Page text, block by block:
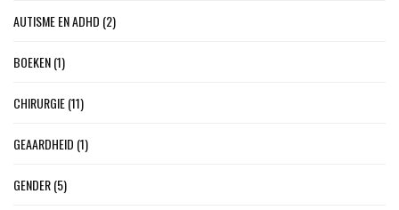
AUTISME EN ADHD (2)
BOEKEN(1)
CHIRURGIE(11)
GEAARDHEID (1)
GENDER(5)